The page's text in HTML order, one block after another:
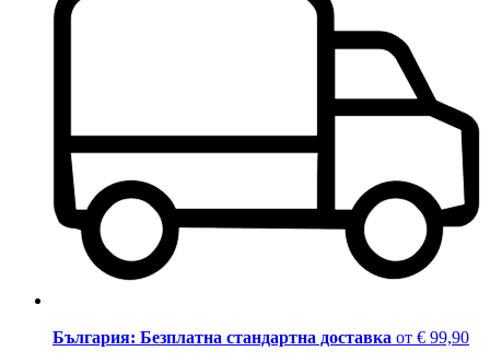
България: Безплатна стандартна доставка от € 99,90